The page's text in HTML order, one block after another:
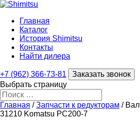
Главная
Каталог
История Shimitsu
Контакты
Найти дилера
+7 (962) 366-73-81
Заказать звонок
Выбрать страницу
Главная /Запчасти к редукторам /
31210 Komatsu PC200-7